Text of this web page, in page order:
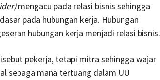
mengacu pada relasi bisnis sehingga
pada hubungan kerja. Hubungan
hubungan kerja menjadi relasi bisnis.
pekerja, tetapi mitra sehingga wajar
sebagaimana tertuang dalam UU